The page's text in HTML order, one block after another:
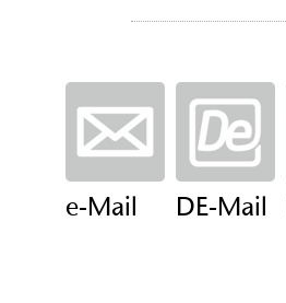
e-Mail DE-Mail